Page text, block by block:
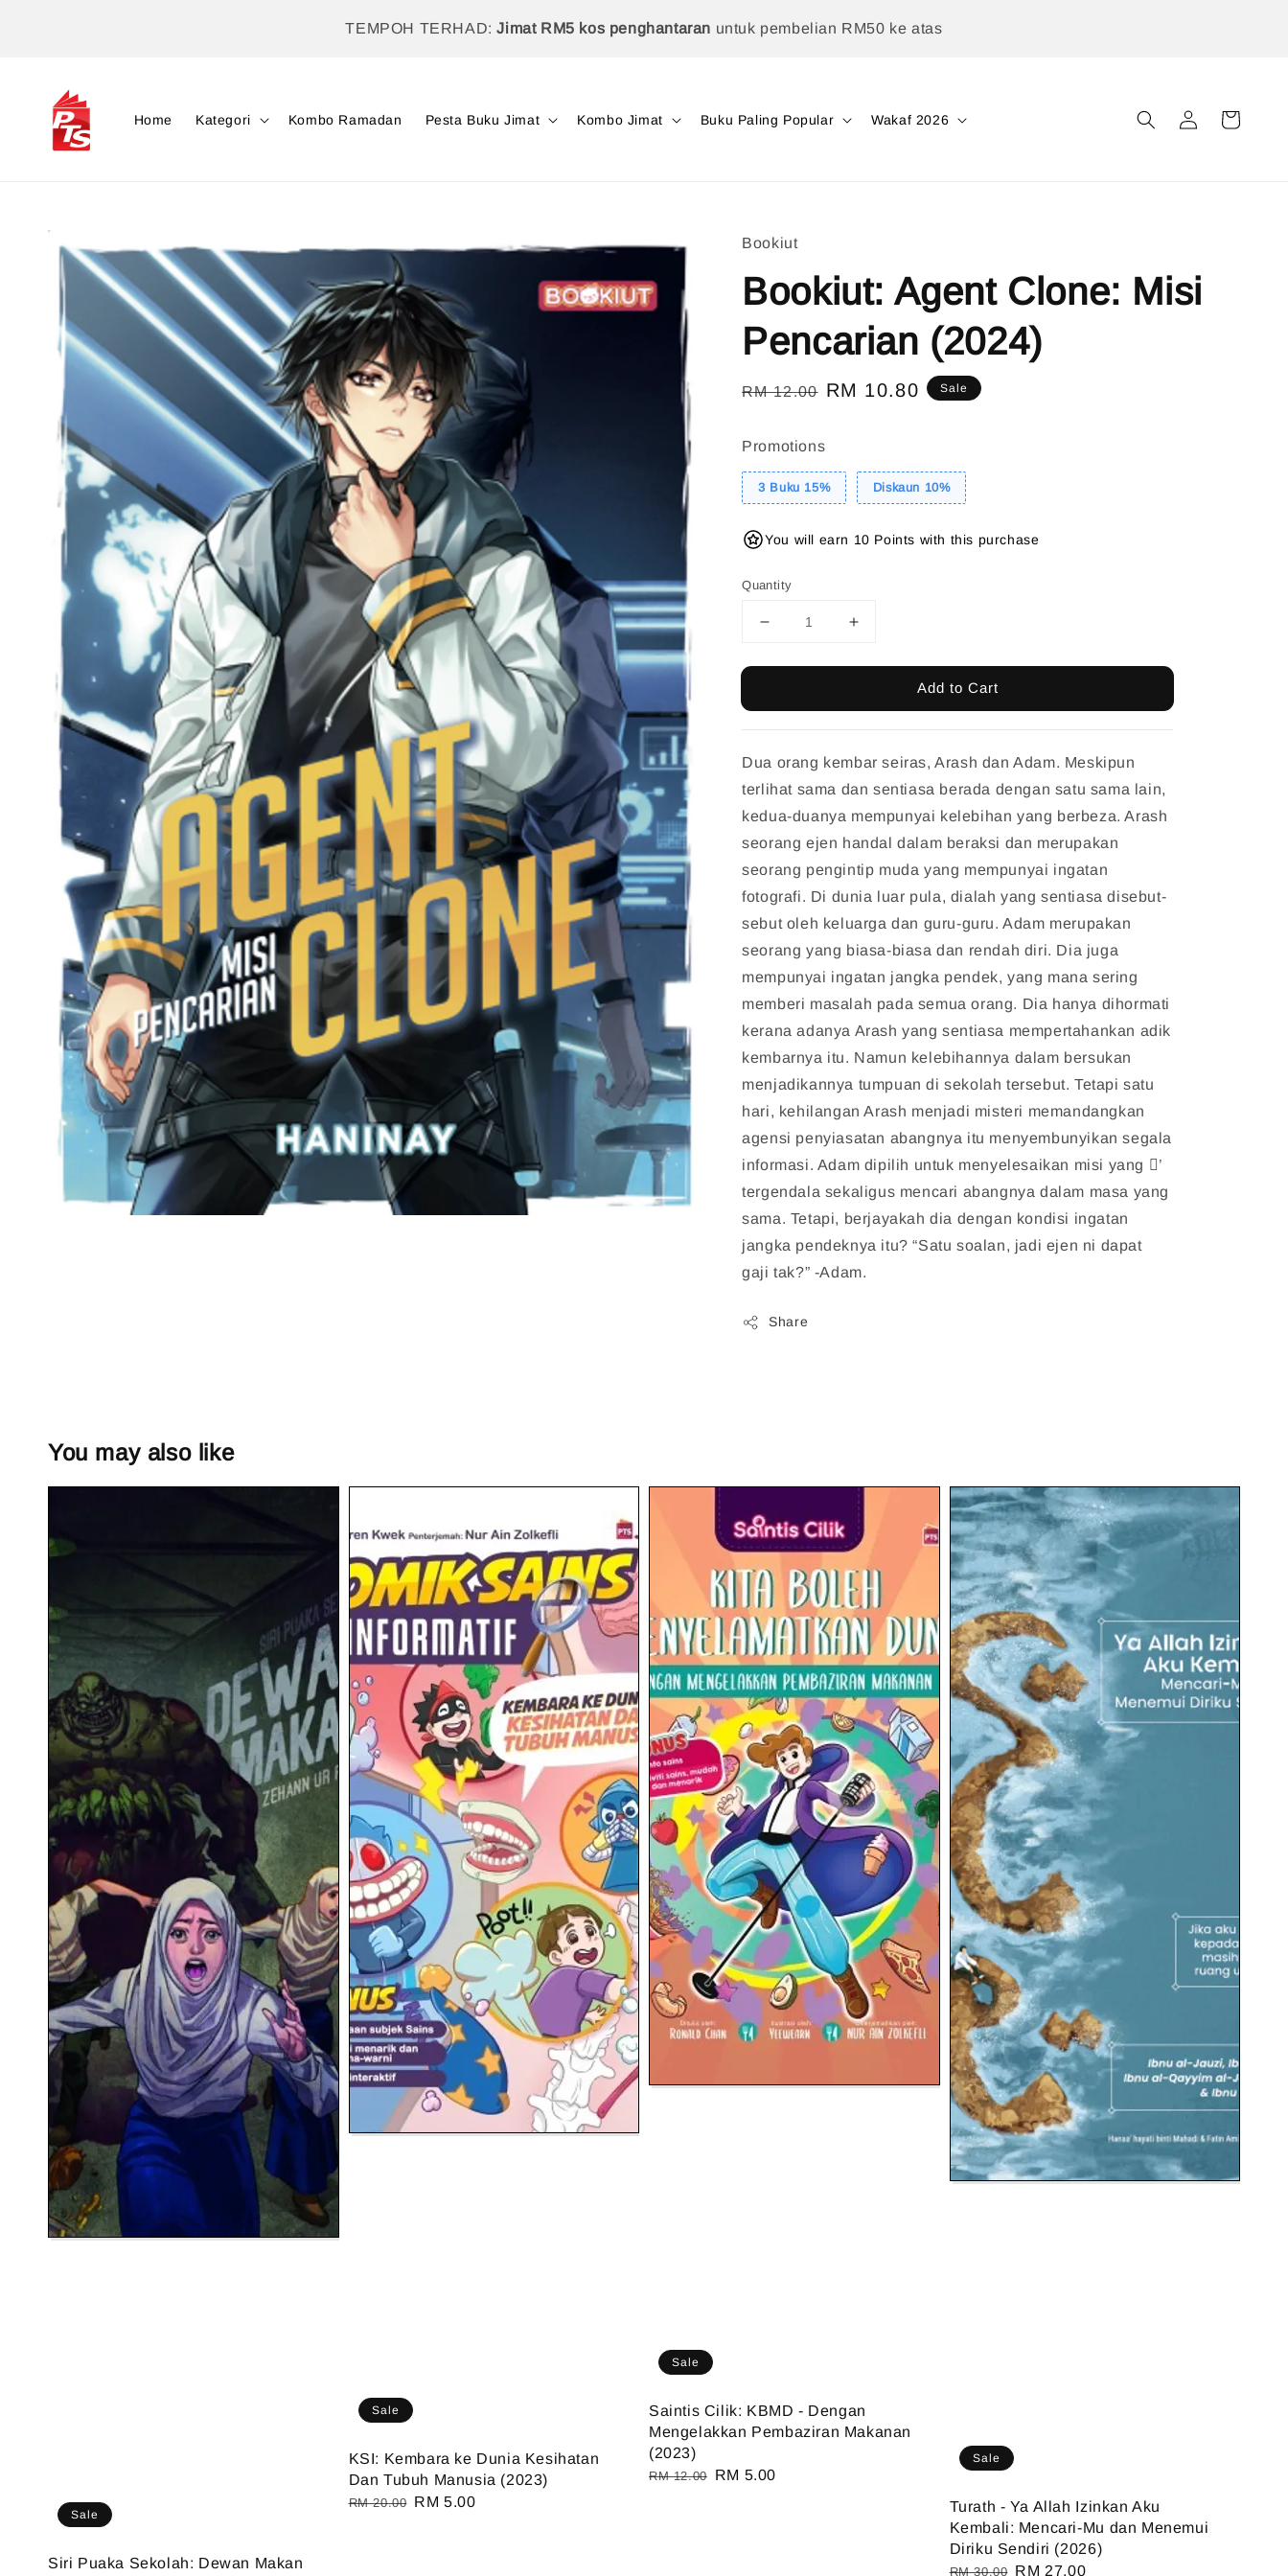
TEMPOH TERHAD:Jimat RM5 kos penghantaran untuk pembelian RM50 ke atas
Home Kategori Kombo Ramadan Pesta Buku Jimat Kombo Jimat Buku Paling Popular Wakaf 2026
Bookiut
Bookiut: Agent Clone: Misi
Pencarian (2024)
Regular
RM 12.00 Sale
RM 10.80 Sale
Promotions
3 Buku 15% Diskaun 10%
You will earn 10 Points with this purchase
Quantity
Add to Cart
Dua orang kembar seiras, Arash dan Adam. Meskipun
terlihat sama dan sentiasa berada dengan satu sama lain,
kedua-duanya mempunyai kelebihan yang berbeza. Arash
seorang ejen handal dalam beraksi dan merupakan
seorang pengintip muda yang mempunyai ingatan
fotografi. Di dunia luar pula, dialah yang sentiasa disebut-
sebut oleh keluarga dan guru-guru. Adam merupakan
seorang yang biasa-biasa dan rendah diri. Dia juga
mempunyai ingatan jangka pendek, yang mana sering
memberi masalah pada semua orang. Dia hanya dihormati
kerana adanya Arash yang sentiasa mempertahankan adik
kembarnya itu. Namun kelebihannya dalam bersukan
menjadikannya tumpuan di sekolah tersebut. Tetapi satu
hari, kehilangan Arash menjadi misteri memandangkan
agensi penyiasatan abangnya itu menyembunyikan segala
informasi. Adam dipilih untuk menyelesaikan misi yang 􀀊’
tergendala sekaligus mencari abangnya dalam masa yang
sama. Tetapi, berjayakah dia dengan kondisi ingatan
jangka pendeknya itu? “Satu soalan, jadi ejen ni dapat
gaji tak?” -Adam.
Share
You may also like
Sale
Siri Puaka Sekolah: Dewan Makan
Sale
KSI: Kembara ke Dunia Kesihatan
Dan Tubuh Manusia (2023)
Regular
RM 20.00
Sale
RM 5.00
Sale
Saintis Cilik: KBMD - Dengan
Mengelakkan Pembaziran Makanan
(2023)
Regular
RM 12.00
Sale
RM 5.00
Sale
Turath - Ya Allah Izinkan Aku
Kembali: Mencari-Mu dan Menemui
Diriku Sendiri (2026)
Regular
RM 30.00
Sale
RM 27.00